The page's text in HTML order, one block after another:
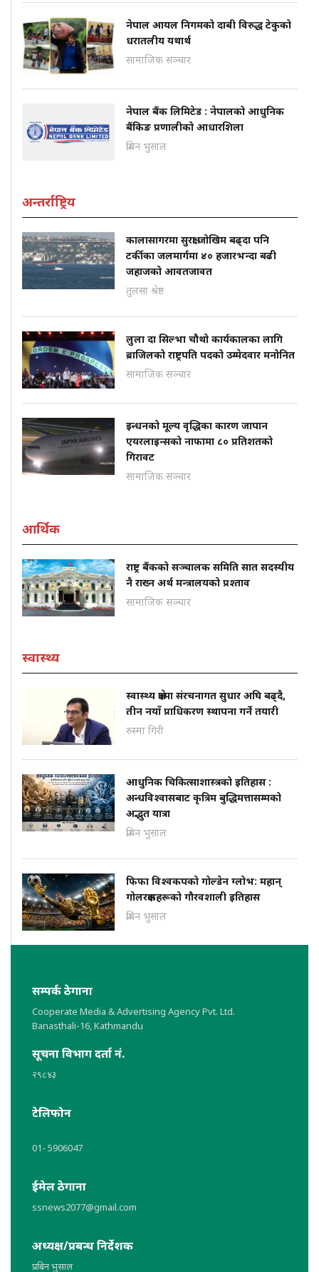
नेपाल आयल निगमको दाबी विरुद्ध टेकुको
धरातलीय यथार्थ
सामाजिक सञ्चार
नेपाल बैंक लिमिटेड : नेपालको आधुनिक
बैंकिङ प्रणालीको आधारशिला
प्रबिन भुसाल
अन्तर्राष्ट्रिय
कालासागरमा सुरक्षा जोखिम बढ्दा पनि
टर्कीका जलमार्गमा ४० हजारभन्दा बढी
जहाजको आवतजावत
तुलसा श्रेष्ठ
लुला दा सिल्भा चौथो कार्यकालका लागि
ब्राजिलको राष्ट्रपति पदको उम्मेदवार मनोनित
सामाजिक सञ्चार
इन्धनको मूल्य वृद्धिका कारण जापान
एयरलाइन्सको नाफामा ८० प्रतिशतको
गिरावट
सामाजिक सञ्चार
आर्थिक
राष्ट्र बैंकको सञ्चालक समिति सात सदस्यीय
नै राख्न अर्थ मन्त्रालयको प्रश्ताव
सामाजिक सञ्चार
स्वास्थ्य
स्वास्थ्य क्षेत्रमा संरचनागत सुधार अघि बढ्दै,
तीन नयाँ प्राधिकरण स्थापना गर्ने तयारी
रुस्मा गिरी
आधुनिक चिकित्साशास्त्रको इतिहास :
अन्धविश्वासबाट कृत्रिम बुद्धिमत्तासम्मको
अद्भुत यात्रा
प्रबिन भुसाल
फिफा विश्वकपको गोल्डेन ग्लोभ: महान्
गोलरक्षकहरूको गौरवशाली इतिहास
प्रबिन भुसाल
सम्पर्क ठेगाना
Cooperate Media & Advertising Agency Pvt. Ltd.
Banasthali-16, Kathmandu
सूचना विभाग दर्ता नं.
२९८४३
टेलिफोन
01- 5906047
ईमेल ठेगाना
ssnews2077@gmail.com
अध्यक्ष/प्रबन्ध निर्देशक
प्रबिन भुसाल